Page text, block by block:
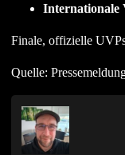
Internationale
Finale, offizielle
Quelle: